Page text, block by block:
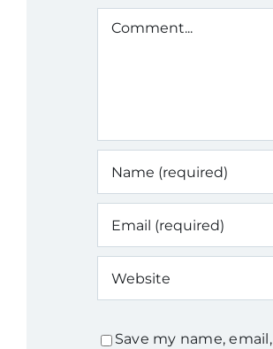
Comment
Save my name, email,